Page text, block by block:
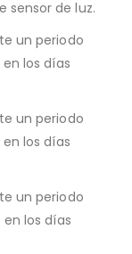
de luz.
un periodo
los días
un periodo
los días
un periodo
los días